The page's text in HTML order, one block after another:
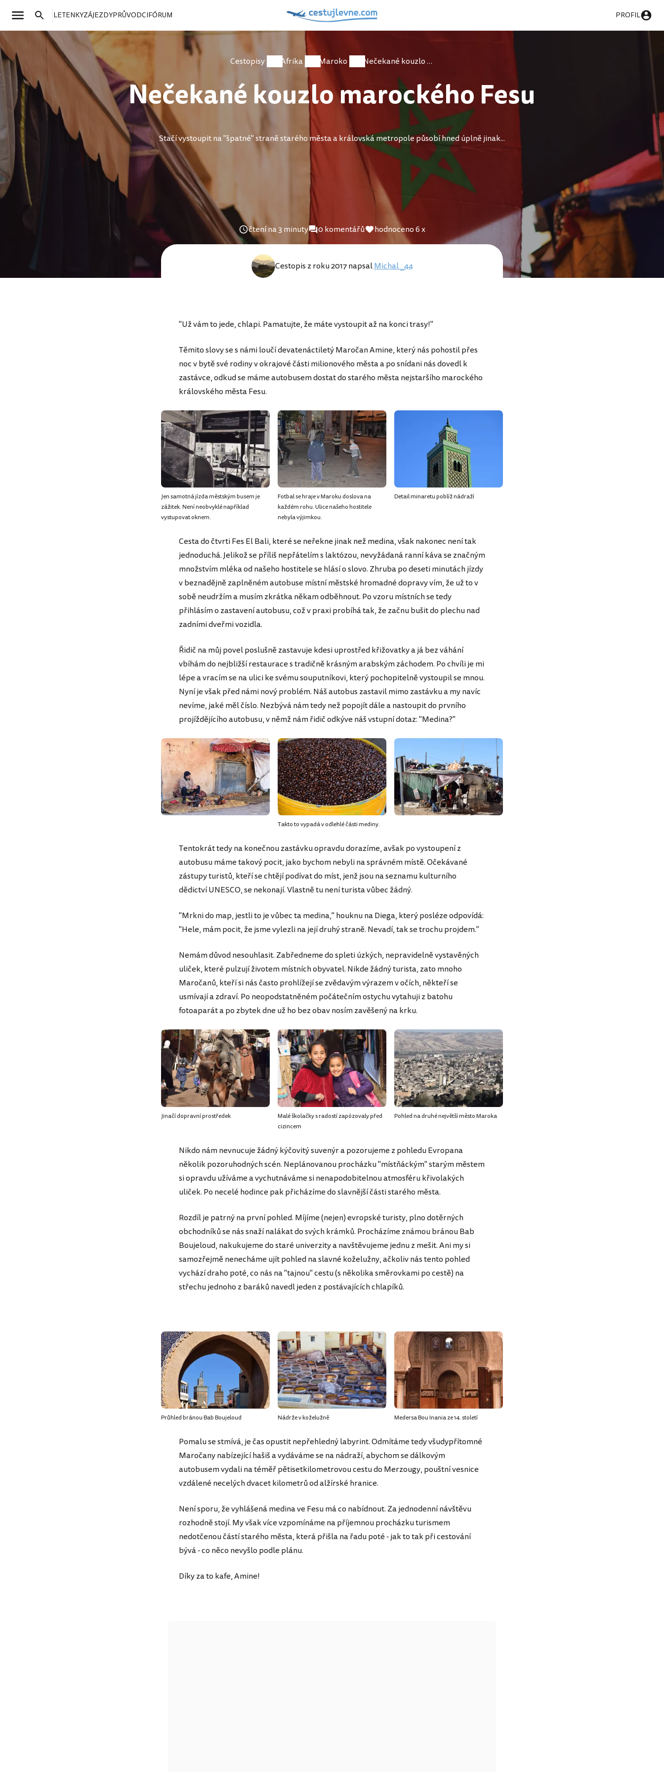
LETENKYZÁJEZDYPRŮVODCIFÓRUM PROFIL
Cestopisy Afrika Maroko Nečekané kouzlo marockého Fesu
Nečekané kouzlo marockého Fesu
Stačí vystoupit na "špatné" straně starého města a královská metropole působí hned úplně jinak...
čtení na 3 minuty 0 komentářů hodnoceno 6 x
Cestopis z roku 2017 napsalMichal _44
"Už vám to jede, chlapi. Pamatujte, že máte vystoupit až na konci trasy!"
Těmito slovy se s námi loučí devatenáctiletý Maročan Amine, který nás pohostil přes
noc v bytě své rodiny v okrajové části milionového města a po snídani nás dovedl k
zastávce, odkud se máme autobusem dostat do starého města nejstaršího marockého
královského města Fesu.
Jen samotná jízda městským busem je
zážitek. Není neobvyklé například
vystupovat oknem.
Fotbal se hraje v Maroku doslova na
každém rohu. Ulice našeho hostitele
nebyla výjimkou.
Detail minaretu poblíž nádraží
Cesta do čtvrti Fes El Bali, které se neřekne jinak než medina, však nakonec není tak
jednoduchá. Jelikož se příliš nepřátelím s laktózou, nevyžádaná ranní káva se značným
množstvím mléka od našeho hostitele se hlásí o slovo. Zhruba po deseti minutách jízdy
v beznadějně zaplněném autobuse místní městské hromadné dopravy vím, že už to v
sobě neudržím a musím zkrátka někam odběhnout. Po vzoru místních se tedy
přihlásím o zastavení autobusu, což v praxi probíhá tak, že začnu bušit do plechu nad
zadními dveřmi vozidla.
Řidič na můj povel poslušně zastavuje kdesi uprostřed křižovatky a já bez váhání
vbíhám do nejbližší restaurace s tradičně krásným arabským záchodem. Po chvíli je mi
lépe a vracím se na ulici ke svému souputníkovi, který pochopitelně vystoupil se mnou.
Nyní je však před námi nový problém. Náš autobus zastavil mimo zastávku a my navíc
nevíme, jaké měl číslo. Nezbývá nám tedy než popojít dále a nastoupit do prvního
projíždějícího autobusu, v němž nám řidič odkýve náš vstupní dotaz: "Medina?"
Takto to vypadá v odlehlé části mediny.
Tentokrát tedy na konečnou zastávku opravdu dorazíme, avšak po vystoupení z
autobusu máme takový pocit, jako bychom nebyli na správném místě. Očekávané
zástupy turistů, kteří se chtějí podívat do míst, jenž jsou na seznamu kulturního
dědictví UNESCO, se nekonají. Vlastně tu není turista vůbec žádný.
"Mrkni do map, jestli to je vůbec ta medina," houknu na Diega, který posléze odpovídá:
"Hele, mám pocit, že jsme vylezli na její druhý straně. Nevadí, tak se trochu projdem."
Nemám důvod nesouhlasit. Zabředneme do spleti úzkých, nepravidelně vystavěných
uliček, které pulzují životem místních obyvatel. Nikde žádný turista, zato mnoho
Maročanů, kteří si nás často prohlížejí se zvědavým výrazem v očích, někteří se
usmívají a zdraví. Po neopodstatněném počátečním ostychu vytahuji z batohu
fotoaparát a po zbytek dne už ho bez obav nosím zavěšený na krku.
Jinačí dopravní prostředek
Malé školačky s radostí zapózovaly před
cizincem
Pohled na druhé největší město Maroka
Nikdo nám nevnucuje žádný kýčovitý suvenýr a pozorujeme z pohledu Evropana
několik pozoruhodných scén. Neplánovanou procházku "místňáckým" starým městem
si opravdu užíváme a vychutnáváme si nenapodobitelnou atmosféru křivolakých
uliček. Po necelé hodince pak přicházíme do slavnější části starého města.
Rozdíl je patrný na první pohled. Míjíme (nejen) evropské turisty, plno dotěrných
obchodníků se nás snaží nalákat do svých krámků. Procházíme známou bránou Bab
Boujeloud, nakukujeme do staré univerzity a navštěvujeme jednu z mešit. Ani my si
samozřejmě nenecháme ujít pohled na slavné koželužny, ačkoliv nás tento pohled
vychází draho poté, co nás na "tajnou" cestu (s několika směrovkami po cestě) na
střechu jednoho z baráků navedl jeden z postávajících chlapíků.
Průhled bránou Bab Boujeloud Nádrže v koželužně Medersa Bou Inania ze 14. století
Pomalu se stmívá, je čas opustit nepřehledný labyrint. Odmítáme tedy všudypřítomné
Maročany nabízející hašiš a vydáváme se na nádraží, abychom se dálkovým
autobusem vydali na téměř pětisetkilometrovou cestu do Merzougy, pouštní vesnice
vzdálené necelých dvacet kilometrů od alžírské hranice.
Není sporu, že vyhlášená medina ve Fesu má co nabídnout. Za jednodenní návštěvu
rozhodně stojí. My však více vzpomínáme na příjemnou procházku turismem
nedotčenou částí starého města, která přišla na řadu poté - jak to tak při cestování
bývá - co něco nevyšlo podle plánu.
Díky za to kafe, Amine!